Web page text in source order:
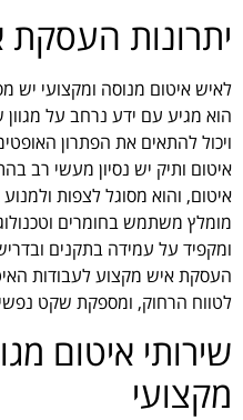
יתרונות העסקת
לאיש איטום מנוסה ומקצועי יש
הוא מגיע עם ידע נרחב על מגוון
ויכול להתאים את הפתרון
איטום ותיק יש נסיון מעשי רב
איטום, והוא מסוגל לצפות
מומלץ משתמש בחומרים
ומקפיד על עמידה בתקנים
העסקת איש מקצוע לעבודות
לטווח הרחוק, ומספקת שקט
שירותי איטום
מקצועי